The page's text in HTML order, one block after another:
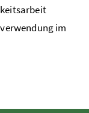
im